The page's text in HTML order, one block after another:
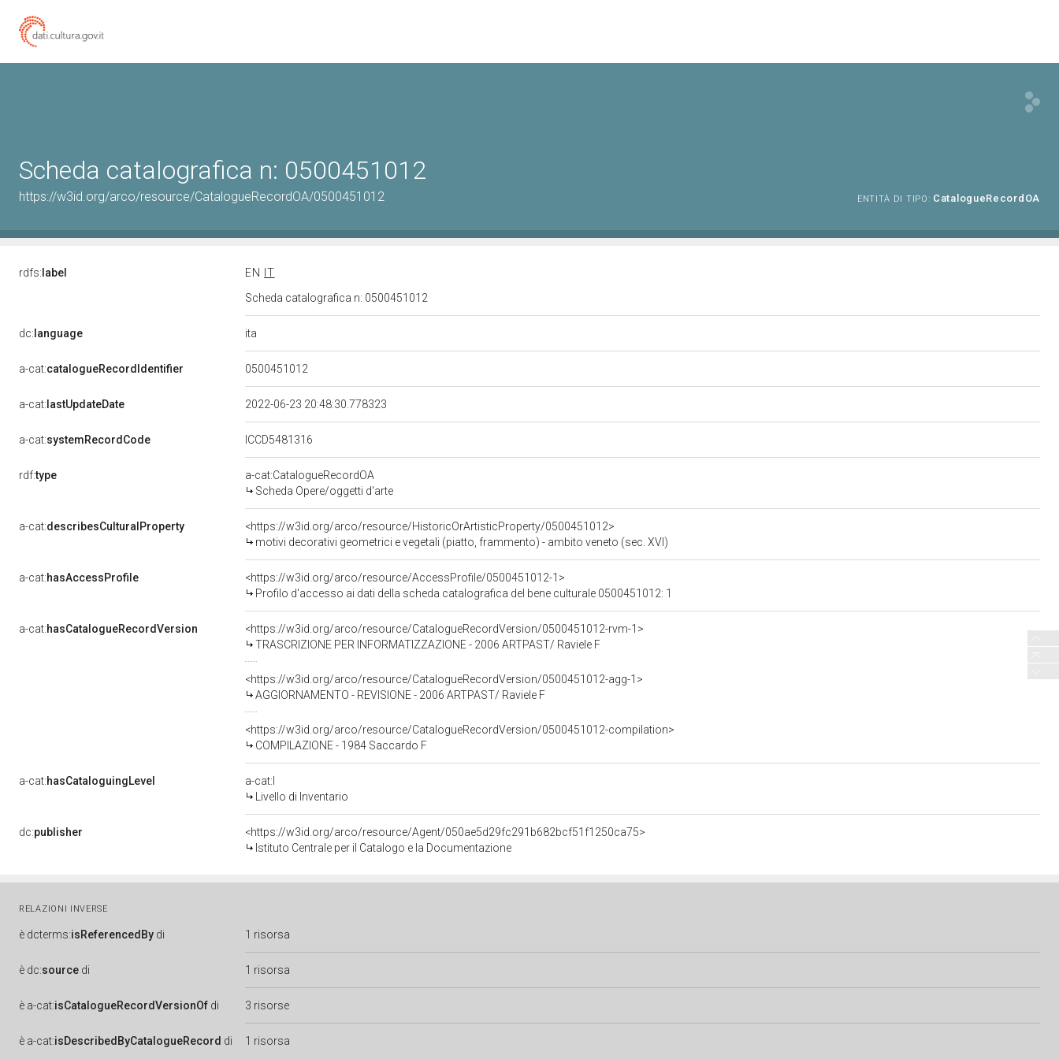
Scheda catalografica n: 0500451012
https://w3id.org/arco/resource/CatalogueRecordOA/0500451012 ENTITÀ DI TIPO: CatalogueRecordOA
rdfs: label EN
IT
Scheda catalografica n: 0500451012
dc: language ita
a-cat:catalogueRecordIdentifier 0500451012
a-cat: lastUpdateDate 2022-06-23 20:48:30.778323
a-cat:systemRecordCode ICCD5481316
rdf:type
a-cat:CatalogueRecordOA
Scheda Opere/oggetti d'arte
a-cat:describesCulturalProperty
<https://w3id.org/arco/resource/HistoricOrArtisticProperty/0500451012>
motivi decorativi geometrici e vegetali (piatto, frammento) - ambito veneto (sec. XVI)
a-cat:hasAccessProfile
<https://w3id.org/arco/resource/AccessProfile/0500451012-1>
Profilo d'accesso ai dati della scheda catalografica del bene culturale 0500451012: 1
a-cat:hasCatalogueRecordVersion
<https://w3id.org/arco/resource/CatalogueRecordVersion/0500451012-rvm-1>
TRASCRIZIONE PER INFORMATIZZAZIONE - 2006 ARTPAST/ Raviele F
<https://w3id.org/arco/resource/CatalogueRecordVersion/0500451012-agg-1>
AGGIORNAMENTO - REVISIONE - 2006 ARTPAST/ Raviele F
<https://w3id.org/arco/resource/CatalogueRecordVersion/0500451012-compilation>
COMPILAZIONE - 1984 Saccardo F
a-cat:hasCataloguingLevel
a-cat:I
Livello di Inventario
dc:publisher
<https://w3id.org/arco/resource/Agent/050ae5d29fc291b682bcf51f1250ca75>
Istituto Centrale per il Catalogo e la Documentazione
RELAZIONI INVERSE
è dcterms:isReferencedBy di 1 risorsa
è dc:source di 1 risorsa
è a-cat:isCatalogueRecordVersionOf di 3 risorse
è a-cat:isDescribedByCatalogueRecord di 1 risorsa